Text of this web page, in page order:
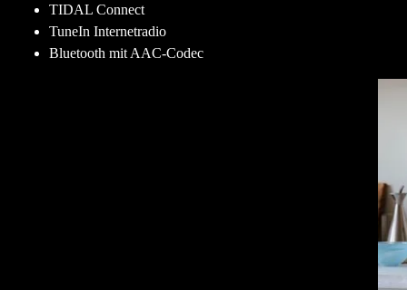
TIDAL Connect
TuneIn Internetradio
Bluetooth mit AAC-Codec